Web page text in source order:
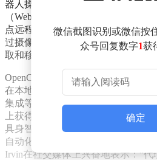
器人操作系统（ROS 2），借助网
（WebRTC）低延迟、安全连接的
点远程连接并控制ROS兼容机器人
过摄像头和传感器获取信息，进而
取和移动物体。
OpenClaw本身是一款开源的自主
在本地运行并连接各种语言模型，
集成等功能。自发布以来，它迅速
上获得了超过二十万星标。
具身智能领域补上了关键一环，使
自动化任务，而是能够通过智能硬
Irvin在社交媒体上兴奋地表示：“
微信截图识别或微信按
众号回复数字1获
确定